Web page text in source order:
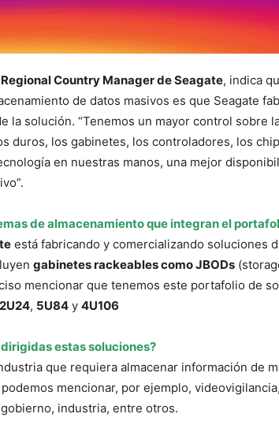
Country Manager de Seagate, indica
de datos masivos es que Seagate
la solución. “Tenemos un mayor control sobre
duros, los gabinetes, los controladores, los
en nuestras manos, una mejor
de almacenamiento que integran el
está fabricando y comercializando soluciones
gabinetes rackeables como JBODs
mencionar que tenemos este portafolio de
2U24, 5U84 y 4U106
estas soluciones?
que requiera almacenar información de
mencionar, por ejemplo,
industria, entre otros.